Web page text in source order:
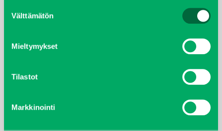
valinta
Välttämätön
Mieltymykset
Tilastot
Markkinointi
helmikuu 2022
joulukuu 2021